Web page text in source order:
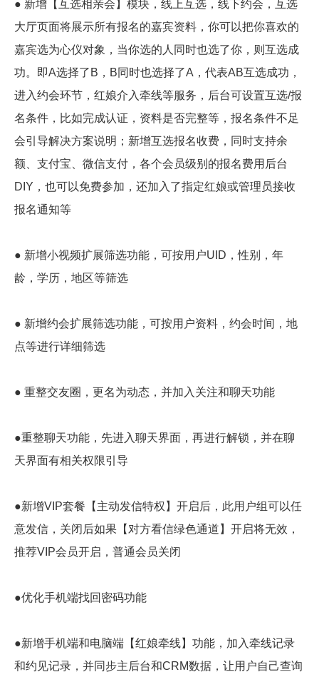
● 新增【互选相亲会】模块，线上互选，线下约会，互选
大厅页面将展示所有报名的嘉宾资料，你可以把你喜欢的
嘉宾选为心仪对象，当你选的人同时也选了你，则互选成
功。即A选择了B，B同时也选择了A，代表AB互选成功，
进入约会环节，红娘介入牵线等服务，后台可设置互选/报
名条件，比如完成认证，资料是否完整等，报名条件不足
会引导解决方案说明；新增互选报名收费，同时支持余
额、支付宝、微信支付，各个会员级别的报名费用后台
DIY，也可以免费参加，还加入了指定红娘或管理员接收
报名通知等
● 新增小视频扩展筛选功能，可按用户UID，性别，年
龄，学历，地区等筛选
● 新增约会扩展筛选功能，可按用户资料，约会时间，地
点等进行详细筛选
● 重整交友圈，更名为动态，并加入关注和聊天功能
●重整聊天功能，先进入聊天界面，再进行解锁，并在聊
天界面有相关权限引导
●新增VIP套餐【主动发信特权】开启后，此用户组可以任
意发信，关闭后如果【对方看信绿色通道】开启将无效，
推荐VIP会员开启，普通会员关闭
●优化手机端找回密码功能
●新增手机端和电脑端【红娘牵线】功能，加入牵线记录
和约见记录，并同步主后台和CRM数据，让用户自己查询